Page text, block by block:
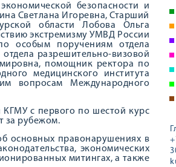
безопасности и
Светлана Игоревна, Старший
области Лобова Ольга
экстремизму УМВД России
особым поручениям отдела
разрешительно-визовой
помощник ректора по
медицинского института
вопросам Международного
с первого по шестой курс
за рубежом.
основных правонарушениях в
экономических
митингах, а также